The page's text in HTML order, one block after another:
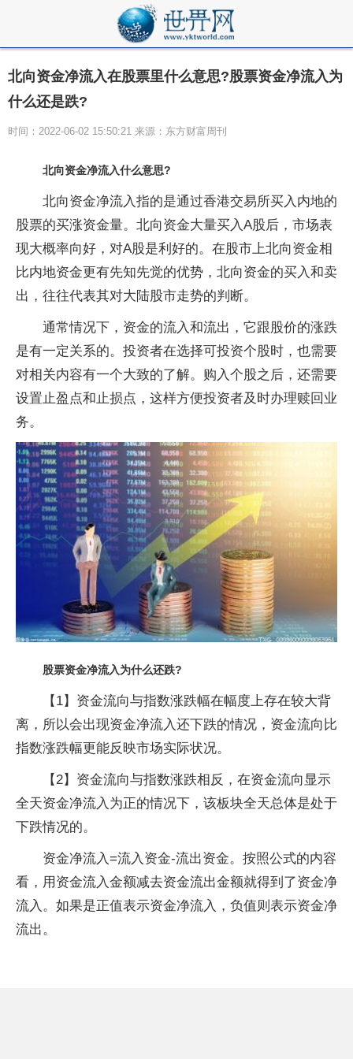
北向资金净流入在股票里什么意思?股票资金净流入为
什么还是跌?
时间：2022-06-02 15:50:21 来源：东方财富周刊
北向资金净流入什么意思?
北向资金净流入指的是通过香港交易所买入内地的
股票的买涨资金量。北向资金大量买入A股后，市场表
现大概率向好，对A股是利好的。在股市上北向资金相
比内地资金更有先知先觉的优势，北向资金的买入和卖
出，往往代表其对大陆股市走势的判断。
通常情况下，资金的流入和流出，它跟股价的涨跌
是有一定关系的。投资者在选择可投资个股时，也需要
对相关内容有一个大致的了解。购入个股之后，还需要
设置止盈点和止损点，这样方便投资者及时办理赎回业
务。
股票资金净流入为什么还跌?
【1】资金流向与指数涨跌幅在幅度上存在较大背
离，所以会出现资金净流入还下跌的情况，资金流向比
指数涨跌幅更能反映市场实际状况。
【2】资金流向与指数涨跌相反，在资金流向显示
全天资金净流入为正的情况下，该板块全天总体是处于
下跌情况的。
资金净流入=流入资金-流出资金。按照公式的内容
看，用资金流入金额减去资金流出金额就得到了资金净
流入。如果是正值表示资金净流入，负值则表示资金净
流出。